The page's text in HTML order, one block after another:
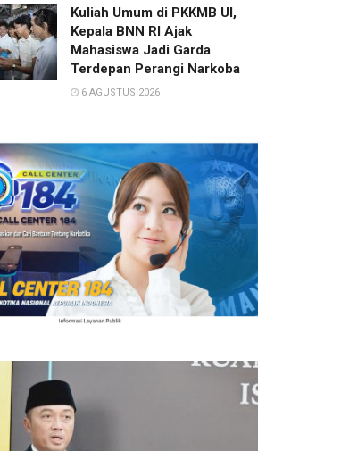
Kuliah Umum di PKKMB UI,
Kepala BNN RI Ajak
Mahasiswa Jadi Garda
Terdepan Perangi Narkoba
6 AGUSTUS 2026